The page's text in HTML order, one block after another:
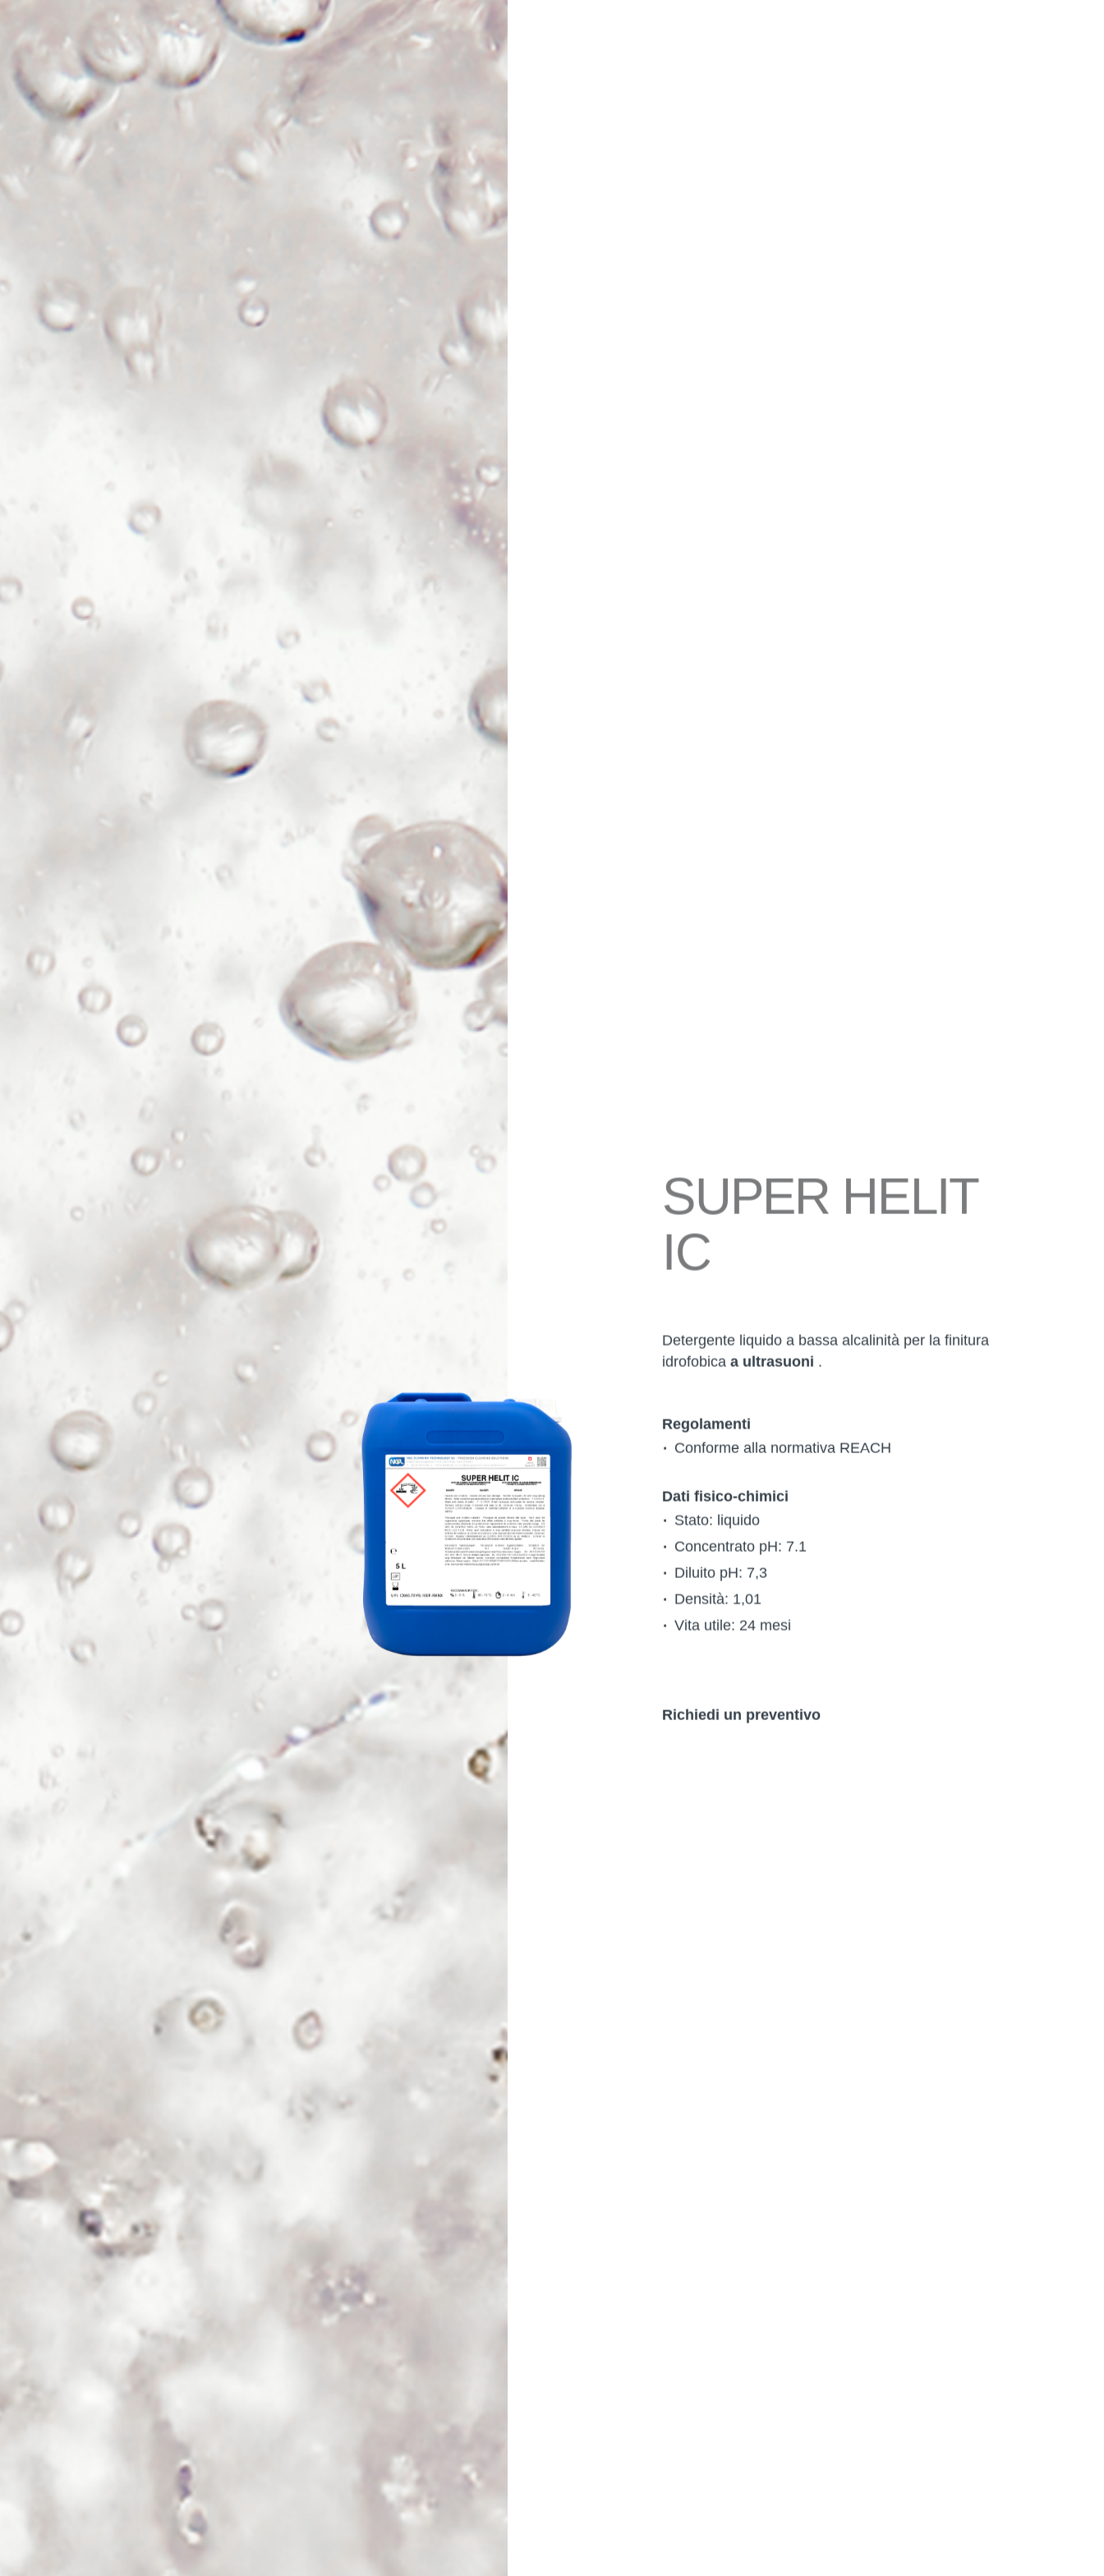
SUPER HELIT
IC
Detergente liquido a bassa alcalinità per la finitura
idrofobicaa ultrasuoni .
Regolamenti
Conforme alla normativa REACH
Dati fisico-chimici
Stato: liquido
Concentrato pH: 7.1
Diluito pH: 7,3
Densità: 1,01
Vita utile: 24 mesi
Richiedi un preventivo